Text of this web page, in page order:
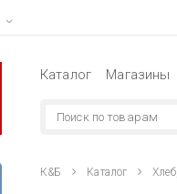
Каталог Магазины
К&Б Каталог